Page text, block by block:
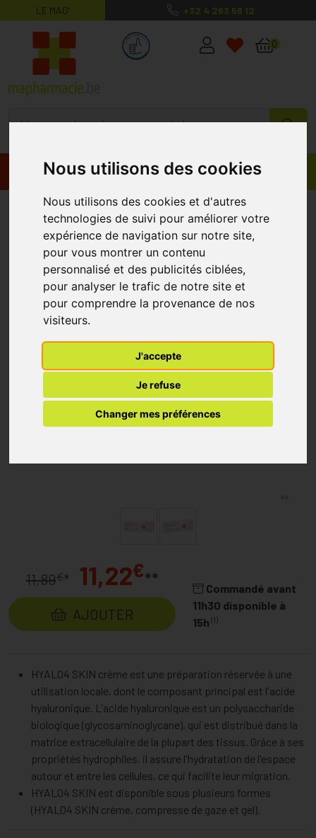
Nous utilisons des cookies
Nous utilisons des cookies et d'autres
technologies de suivi pour améliorer votre
expérience de navigation sur notre site,
pour vous montrer un contenu
personnalisé et des publicités ciblées,
pour analyser le trafic de notre site et
pour comprendre la provenance de nos
visiteurs.
J'accepte
Je refuse
Changer mes préférences
LE MAG’ +32 4 263 56 12
MaPharmacie.be ma santé, mes
0
Promos Produits
Hyalo 4 Skin Crème 25 G KELA
11,89€* 11,22€**
AJOUTER
Commandé avant
11h30 disponible à
15h (1)
HYALO4 SKIN crème est une préparation réservée à une
utilisation locale, dont le composant principal est l'acide
hyaluronique. L'acide hyaluronique est un polysaccharide
biologique (glycosaminoglycane), qui est distribué dans la
matrice extracellulaire de la plupart des tissus. Grâce à ses
propriétés hydrophiles, il assure l'hydratation de l'espace
autour et entre les cellules, ce qui facilite leur migration.
HYALO4 SKIN est disponible sous plusieurs formes
(HYALO4 SKIN crème, compresse de gaze et gel).